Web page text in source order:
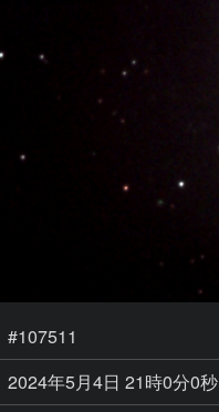
#107511
2024年5月4日 21時0分0秒